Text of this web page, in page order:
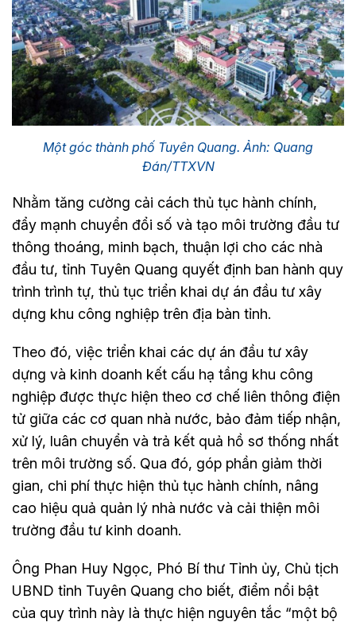
Một góc thành phố Tuyên Quang. Ảnh: Quang
Đán/TTXVN
Nhằm tăng cường cải cách thủ tục hành chính,
đẩy mạnh chuyển đổi số và tạo môi trường đầu tư
thông thoáng, minh bạch, thuận lợi cho các nhà
đầu tư, tỉnh Tuyên Quang quyết định ban hành quy
trình trình tự, thủ tục triển khai dự án đầu tư xây
dựng khu công nghiệp trên địa bàn tỉnh.
Theo đó, việc triển khai các dự án đầu tư xây
dựng và kinh doanh kết cấu hạ tầng khu công
nghiệp được thực hiện theo cơ chế liên thông điện
tử giữa các cơ quan nhà nước, bảo đảm tiếp nhận,
xử lý, luân chuyển và trả kết quả hồ sơ thống nhất
trên môi trường số. Qua đó, góp phần giảm thời
gian, chi phí thực hiện thủ tục hành chính, nâng
cao hiệu quả quản lý nhà nước và cải thiện môi
trường đầu tư kinh doanh.
Ông Phan Huy Ngọc, Phó Bí thư Tỉnh ủy, Chủ tịch
UBND tỉnh Tuyên Quang cho biết, điểm nổi bật
của quy trình này là thực hiện nguyên tắc “một bộ